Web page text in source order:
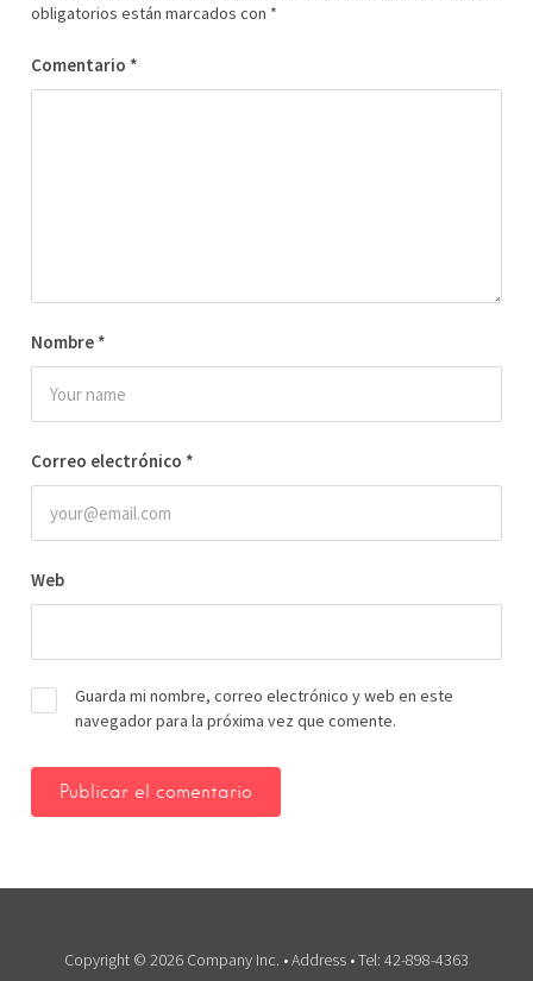
obligatorios están marcados con *
Comentario *
Nombre *
Correo electrónico *
Web
Guarda mi nombre, correo electrónico y web en este
navegador para la próxima vez que comente.
Copyright © 2026 Company Inc. • Address • Tel: 42-898-4363